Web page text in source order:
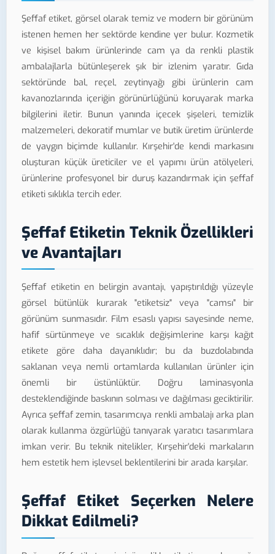
Şeffaf etiket, görsel olarak temiz ve modern bir görünüm
istenen hemen her sektörde kendine yer bulur. Kozmetik
ve kişisel bakım ürünlerinde cam ya da renkli plastik
ambalajlarla bütünleşerek şık bir izlenim yaratır. Gıda
sektöründe bal, reçel, zeytinyağı gibi ürünlerin cam
kavanozlarında içeriğin görünürlüğünü koruyarak marka
bilgilerini iletir. Bunun yanında içecek şişeleri, temizlik
malzemeleri, dekoratif mumlar ve butik üretim ürünlerde
de yaygın biçimde kullanılır. Kırşehir'de kendi markasını
oluşturan küçük üreticiler ve el yapımı ürün atölyeleri,
ürünlerine profesyonel bir duruş kazandırmak için şeffaf
etiketi sıklıkla tercih eder.
Şeffaf Etiketin Teknik Özellikleri
ve Avantajları
Şeffaf etiketin en belirgin avantajı, yapıştırıldığı yüzeyle
görsel bütünlük kurarak "etiketsiz" veya "camsı" bir
görünüm sunmasıdır. Film esaslı yapısı sayesinde neme,
hafif sürtünmeye ve sıcaklık değişimlerine karşı kağıt
etikete göre daha dayanıklıdır; bu da buzdolabında
saklanan veya nemli ortamlarda kullanılan ürünler için
önemli bir üstünlüktür. Doğru laminasyonla
desteklendiğinde baskının solması ve dağılması geciktirilir.
Ayrıca şeffaf zemin, tasarımcıya renkli ambalajı arka plan
olarak kullanma özgürlüğü tanıyarak yaratıcı tasarımlara
imkan verir. Bu teknik nitelikler, Kırşehir'deki markaların
hem estetik hem işlevsel beklentilerini bir arada karşılar.
Şeffaf Etiket Seçerken Nelere
Dikkat Edilmeli?